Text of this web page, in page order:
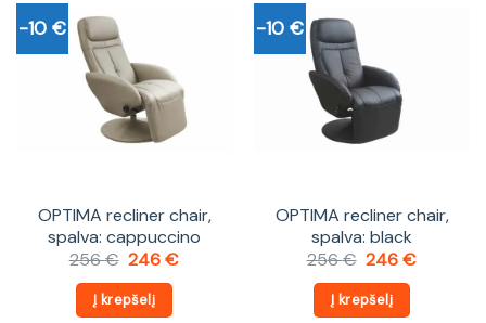
-10 €
OPTIMA recliner chair,
spalva: cappuccino
256€ Original
was:
256 €.
246€Current
Į krepšelį
-10 €
OPTIMA recliner chair,
spalva: black
256€ Original
was:
256 €.
246€Current
Į krepšelį